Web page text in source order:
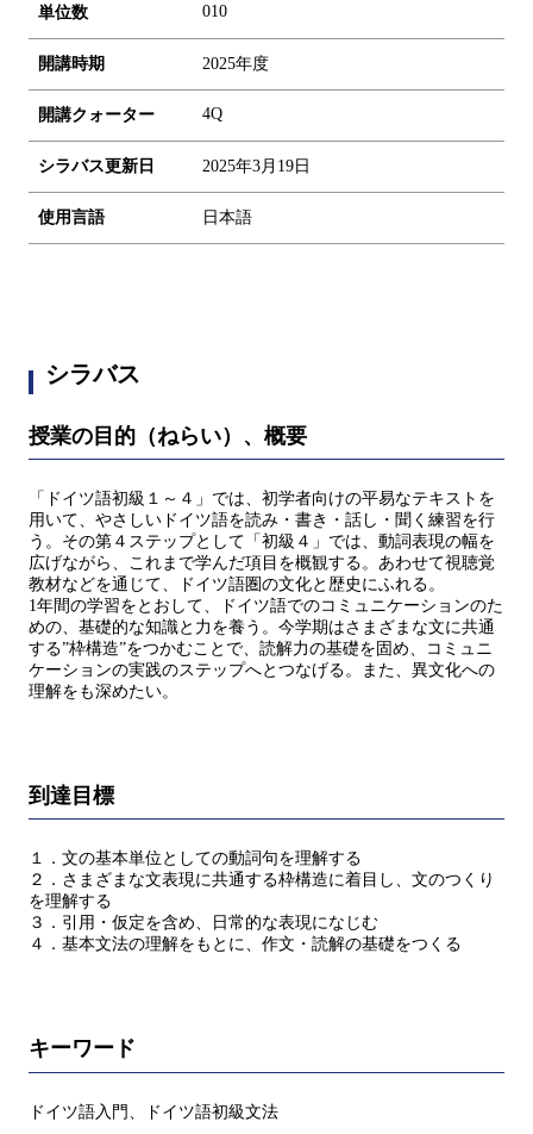
単位数 010
開講時期 2025年度
開講クォーター 4Q
シラバス更新日 2025年3月19日
使用言語 日本語
シラバス
授業の目的（ねらい）、概要
「ドイツ語初級１～４」では、初学者向けの平易なテキストを
用いて、やさしいドイツ語を読み・書き・話し・聞く練習を行
う。その第４ステップとして「初級４」では、動詞表現の幅を
広げながら、これまで学んだ項目を概観する。あわせて視聴覚
教材などを通じて、ドイツ語圏の文化と歴史にふれる。
1年間の学習をとおして、ドイツ語でのコミュニケーションのた
めの、基礎的な知識と力を養う。今学期はさまざまな文に共通
する”枠構造”をつかむことで、読解力の基礎を固め、コミュニ
ケーションの実践のステップへとつなげる。また、異文化への
理解をも深めたい。
到達目標
１．文の基本単位としての動詞句を理解する
２．さまざまな文表現に共通する枠構造に着目し、文のつくり
を理解する
３．引用・仮定を含め、日常的な表現になじむ
４．基本文法の理解をもとに、作文・読解の基礎をつくる
キーワード
ドイツ語入門、ドイツ語初級文法